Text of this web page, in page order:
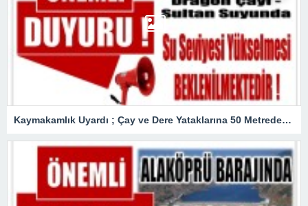
Kaymakamlık Uyardı ; Çay ve Dere Yataklarına 50 Metreden Fazla Yaklaşmayın